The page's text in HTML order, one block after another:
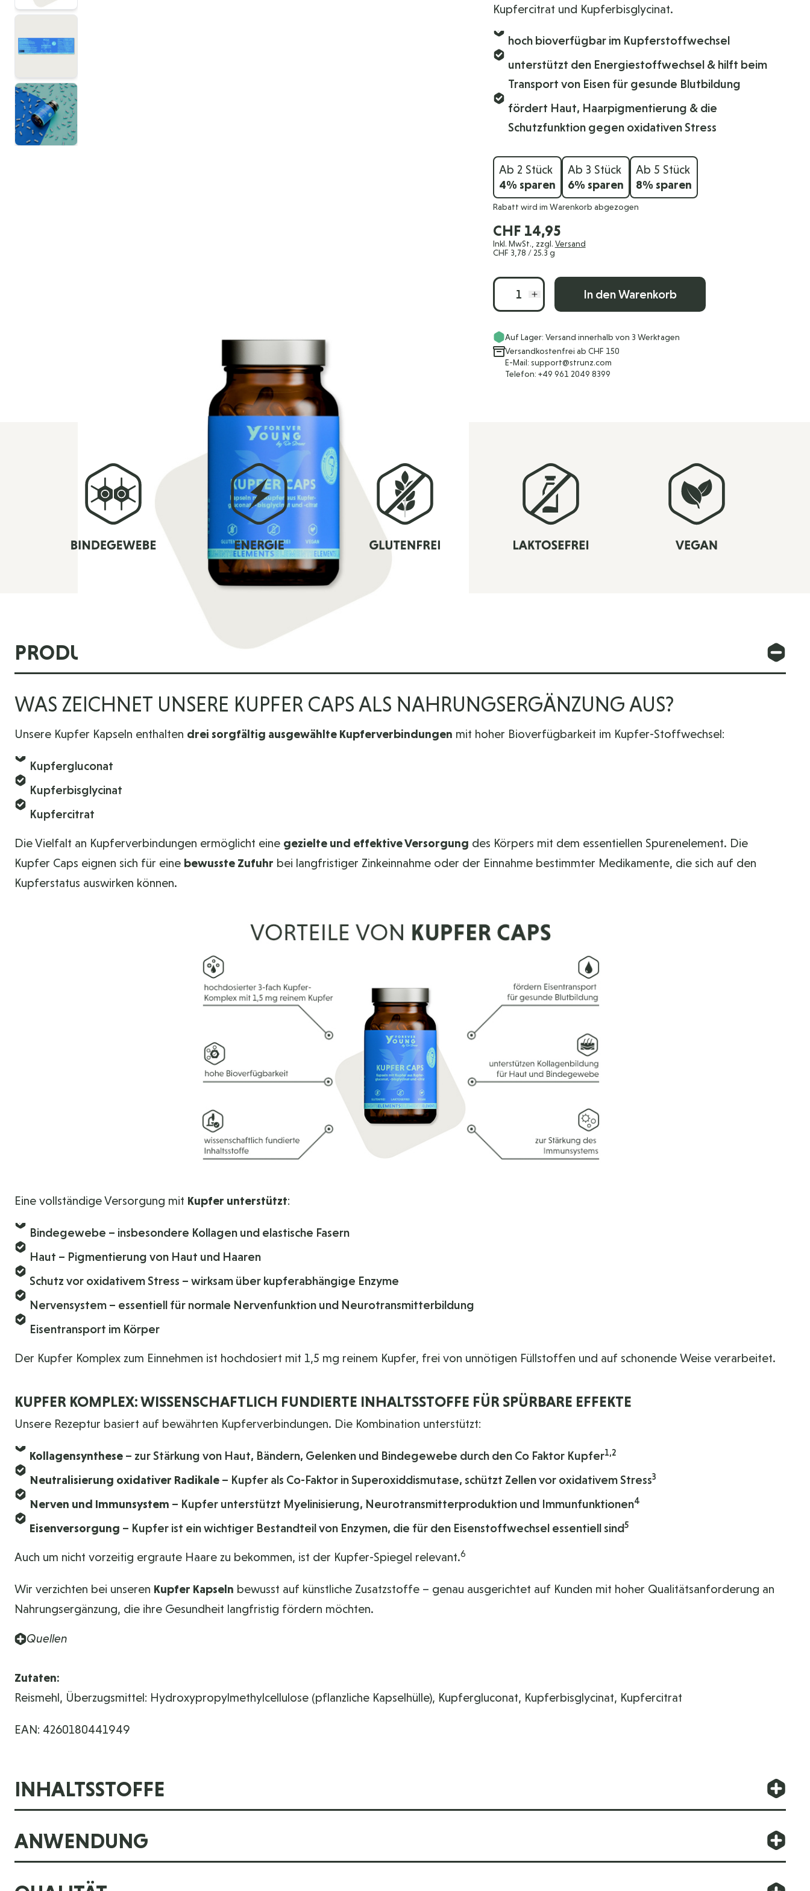
View larger image
View larger image
Kupfercitrat und Kupferbisglycinat.
hoch bioverfügbar im Kupferstoffwechsel
unterstützt den Energiestoffwechsel & hilft beim
Transport von Eisen für gesunde Blutbildung
fördert Haut, Haarpigmentierung & die
Schutzfunktion gegen oxidativen Stress
Ab 2 Stück
4% sparen
Ab 3 Stück
6% sparen
Ab 5 Stück
8% sparen
Rabatt wird im Warenkorb abgezogen
CHF 14,95
Inkl. MwSt., zzgl. Versand
CHF 3,78 / 25.3 g
Menge
In den Warenkorb
Auf Lager: Versand innerhalb von 3 Werktagen
Versandkostenfrei ab CHF 150
E-Mail: support@strunz.com
Telefon: +49 961 2049 8399
PRODUKTINFORMATIONEN
WAS ZEICHNET UNSERE KUPFER CAPS ALS NAHRUNGSERGÄNZUNG AUS?
Unsere Kupfer Kapseln enthalten drei sorgfältig ausgewählte Kupferverbindungen mit hoher Bioverfügbarkeit im Kupfer-Stoffwechsel:
Kupfergluconat
Kupferbisglycinat
Kupfercitrat
Die Vielfalt an Kupferverbindungen ermöglicht eine gezielte und effektive Versorgung des Körpers mit dem essentiellen Spurenelement. Die
Kupfer Caps eignen sich für eine bewusste Zufuhr bei langfristiger Zinkeinnahme oder der Einnahme bestimmter Medikamente, die sich auf den
Kupferstatus auswirken können.
Eine vollständige Versorgung mit Kupfer unterstützt:
Bindegewebe – insbesondere Kollagen und elastische Fasern
Haut – Pigmentierung von Haut und Haaren
Schutz vor oxidativem Stress – wirksam über kupferabhängige Enzyme
Nervensystem – essentiell für normale Nervenfunktion und Neurotransmitterbildung
Eisentransport im Körper
Der Kupfer Komplex zum Einnehmen ist hochdosiert mit 1,5 mg reinem Kupfer, frei von unnötigen Füllstoffen und auf schonende Weise verarbeitet.
KUPFER KOMPLEX: WISSENSCHAFTLICH FUNDIERTE INHALTSSTOFFE FÜR SPÜRBARE EFFEKTE
Unsere Rezeptur basiert auf bewährten Kupferverbindungen. Die Kombination unterstützt:
Kollagensynthese – zur Stärkung von Haut, Bändern, Gelenken und Bindegewebe durch den Co Faktor Kupfer1,2
Neutralisierung oxidativer Radikale – Kupfer als Co-Faktor in Superoxiddismutase, schützt Zellen vor oxidativem Stress3
Nerven und Immunsystem – Kupfer unterstützt Myelinisierung, Neurotransmitterproduktion und Immunfunktionen4
Eisenversorgung – Kupfer ist ein wichtiger Bestandteil von Enzymen, die für den Eisenstoffwechsel essentiell sind5
Auch um nicht vorzeitig ergraute Haare zu bekommen, ist der Kupfer-Spiegel relevant.6
Wir verzichten bei unseren Kupfer Kapseln bewusst auf künstliche Zusatzstoffe – genau ausgerichtet auf Kunden mit hoher Qualitätsanforderung an
Nahrungsergänzung, die ihre Gesundheit langfristig fördern möchten.
Quellen
Zutaten:
Reismehl, Überzugsmittel: Hydroxypropylmethylcellulose (pflanzliche Kapselhülle), Kupfergluconat, Kupferbisglycinat, Kupfercitrat
EAN: 4260180441949
INHALTSSTOFFE
ANWENDUNG